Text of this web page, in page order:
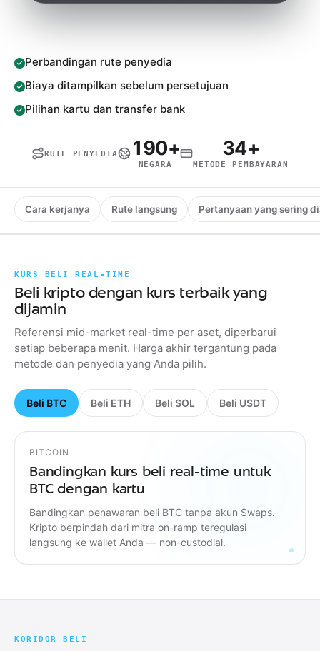
Perbandingan rute penyedia
Biaya ditampilkan sebelum persetujuan
Pilihan kartu dan transfer bank
RUTE PENYEDIA 190+
NEGARA
34+
METODE PEMBAYARAN
Cara kerjanya Rute langsung Pertanyaan yang sering
KURS BELI REAL-TIME
Beli kripto dengan kurs terbaik yang
dijamin
Referensi mid-market real-time per aset, diperbarui
setiap beberapa menit. Harga akhir tergantung pada
metode dan penyedia yang Anda pilih.
Beli BTC Beli ETH Beli SOL Beli USDT
BITCOIN
Bandingkan kurs beli real-time untuk
BTC dengan kartu
Bandingkan penawaran beli BTC tanpa akun Swaps.
Kripto berpindah dari mitra on-ramp teregulasi
langsung ke wallet Anda — non-custodial.
KORIDOR BELI